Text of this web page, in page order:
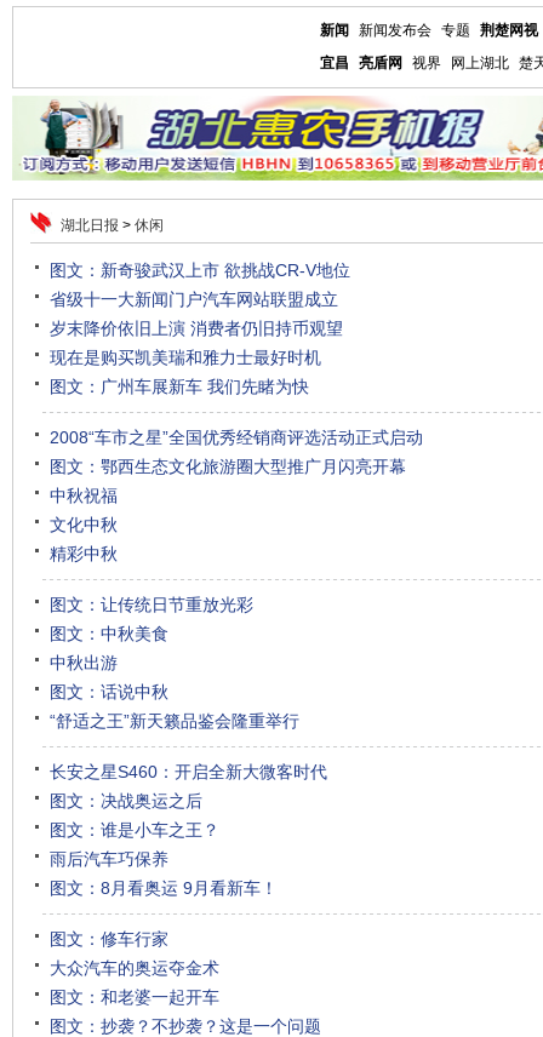
新闻 新闻发布会 专题
荆楚网视
宜昌
亮盾网 视界 网上湖北 楚
湖北日报 > 休闲
图文：新奇骏武汉上市 欲挑战CR-V地位
省级十一大新闻门户汽车网站联盟成立
岁末降价依旧上演 消费者仍旧持币观望
现在是购买凯美瑞和雅力士最好时机
图文：广州车展新车 我们先睹为快
2008“车市之星”全国优秀经销商评选活动正式启动
图文：鄂西生态文化旅游圈大型推广月闪亮开幕
中秋祝福
文化中秋
精彩中秋
图文：让传统日节重放光彩
图文：中秋美食
中秋出游
图文：话说中秋
“舒适之王”新天籁品鉴会隆重举行
长安之星S460：开启全新大微客时代
图文：决战奥运之后
图文：谁是小车之王？
雨后汽车巧保养
图文：8月看奥运 9月看新车！
图文：修车行家
大众汽车的奥运夺金术
图文：和老婆一起开车
图文：抄袭？不抄袭？这是一个问题